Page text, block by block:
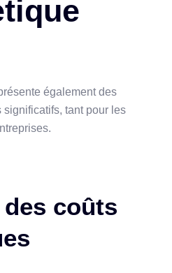
également des
tant pour les
coûts